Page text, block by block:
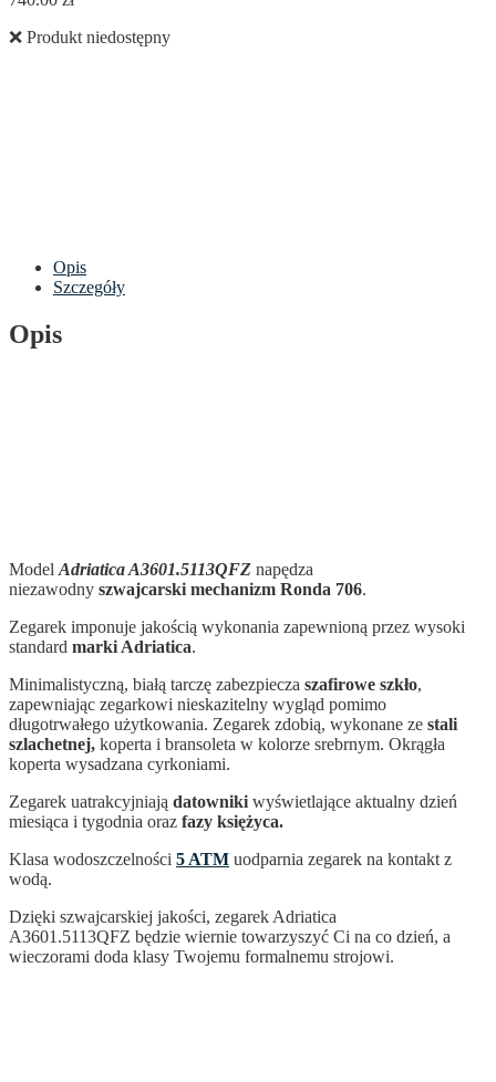
❌ Produkt niedostępny
Opis
Szczegóły
Opis
Model Adriatica A3601.5113QFZ napędza
niezawodny szwajcarski mechanizm Ronda 706.
Zegarek imponuje jakością wykonania zapewnioną przez wysoki
standard marki Adriatica.
Minimalistyczną, białą tarczę zabezpiecza szafirowe szkło,
zapewniając zegarkowi nieskazitelny wygląd pomimo
długotrwałego użytkowania. Zegarek zdobią, wykonane ze stali
szlachetnej, koperta i bransoleta w kolorze srebrnym. Okrągła
koperta wysadzana cyrkoniami.
Zegarek uatrakcyjniają datowniki wyświetlające aktualny dzień
miesiąca i tygodnia oraz fazy księżyca.
Klasa wodoszczelności 5 ATM uodparnia zegarek na kontakt z
wodą.
Dzięki szwajcarskiej jakości, zegarek Adriatica
A3601.5113QFZ będzie wiernie towarzyszyć Ci na co dzień, a
wieczorami doda klasy Twojemu formalnemu strojowi.